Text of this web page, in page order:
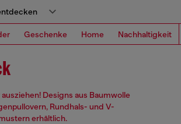
Geschenke Home Nachhaltigkeit
Designs aus Baumwolle
Rundhals- und V-
erhältlich.